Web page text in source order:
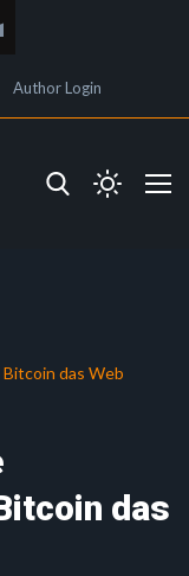
Author Login
das Web
das